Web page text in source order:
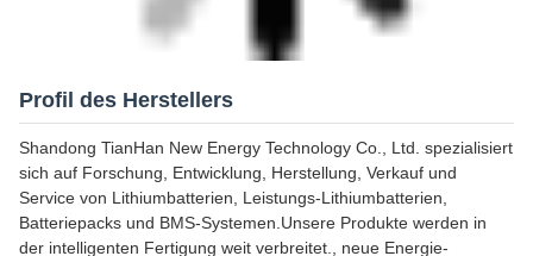
Profil des Herstellers
Shandong TianHan New Energy Technology Co., Ltd. spezialisiert
sich auf Forschung, Entwicklung, Herstellung, Verkauf und
Service von Lithiumbatterien, Leistungs-Lithiumbatterien,
Batteriepacks und BMS-Systemen.Unsere Produkte werden in
der intelligenten Fertigung weit verbreitet., neue Energie-